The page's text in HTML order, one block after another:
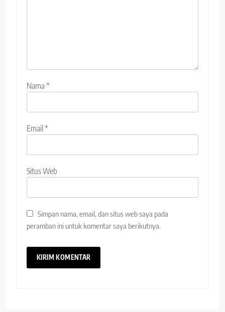
Nama*
Email*
Situs Web
Simpan nama, email, dan situs web saya pada
peramban ini untuk komentar saya berikutnya.